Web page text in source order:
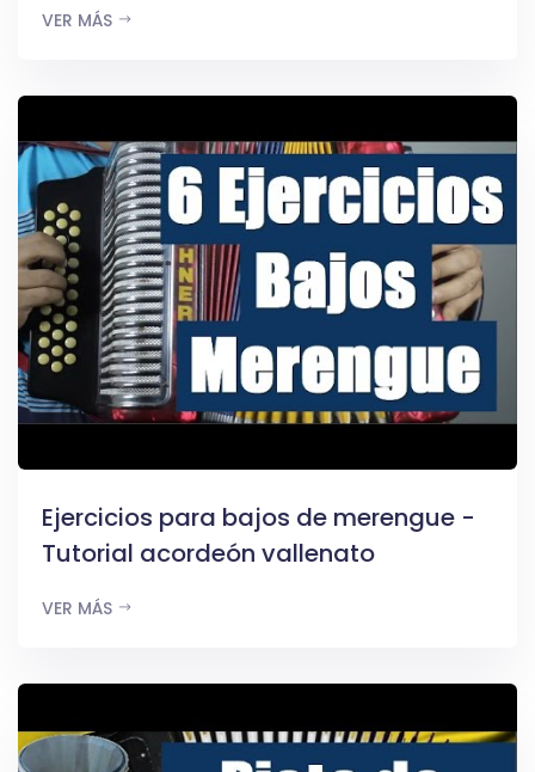
VER MÁS
Ejercicios para bajos de merengue -
Tutorial acordeón vallenato
VER MÁS